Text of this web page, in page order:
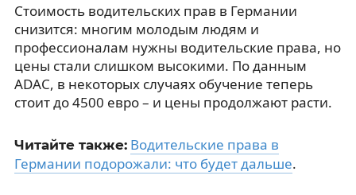
Стоимость водительских прав в Германии
снизится: многим молодым людям и
профессионалам нужны водительские права, но
цены стали слишком высокими. По данным
ADAC, в некоторых случаях обучение теперь
стоит до 4500 евро – и цены продолжают расти.
Читайте также: Водительские права в
Германии подорожали: что будет дальше.